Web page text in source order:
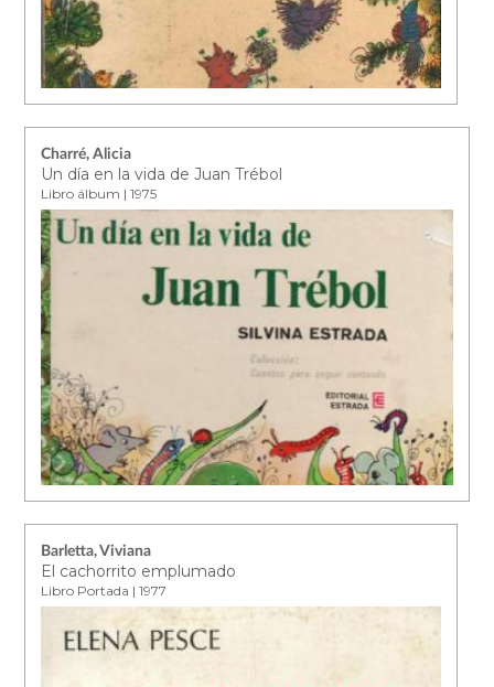
Charré, Alicia
Un día en la vida de Juan Trébol
Libro álbum | 1975
Barletta, Viviana
El cachorrito emplumado
Libro Portada | 1977